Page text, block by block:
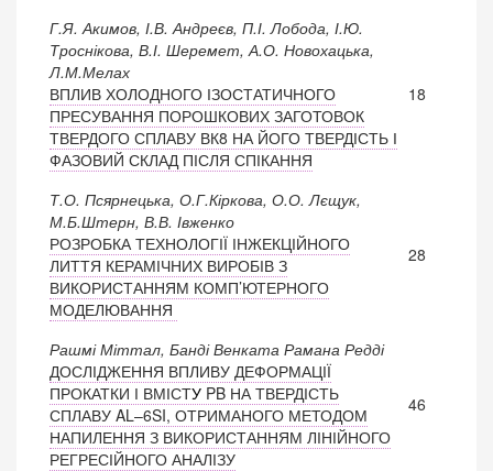
Г.Я. Акимов, І.В. Андреєв, П.І. Лобода, І.Ю.
Троснікова, В.І. Шеремет, А.О. Новохацька,
Л.М.Мелах
ВПЛИВ ХОЛОДНОГО ІЗОСТАТИЧНОГО
ПРЕСУВАННЯ ПОРОШКОВИХ ЗАГОТОВОК
ТВЕРДОГО СПЛАВУ ВК8 НА ЙОГО ТВЕРДІСТЬ І
ФАЗОВИЙ СКЛАД ПІСЛЯ СПІКАННЯ
18
Т.О. Псярнецька, О.Г.Кіркова, О.О. Лєщук,
М.Б.Штерн, В.В. Івженко
РОЗРОБКА ТЕХНОЛОГІЇ ІНЖЕКЦІЙНОГО
ЛИТТЯ КЕРАМІЧНИХ ВИРОБІВ З
ВИКОРИСТАННЯМ КОМП’ЮТЕРНОГО
МОДЕЛЮВАННЯ
28
Рашмі Міттал, Банді Венката Рамана Редді
ДОСЛІДЖЕННЯ ВПЛИВУ ДЕФОРМАЦІЇ
ПРОКАТКИ І ВМІСТУ PB НА ТВЕРДІСТЬ
СПЛАВУ AL–6SI, ОТРИМАНОГО МЕТОДОМ
НАПИЛЕННЯ З ВИКОРИСТАННЯМ ЛІНІЙНОГО
РЕГРЕСІЙНОГО АНАЛІЗУ
46